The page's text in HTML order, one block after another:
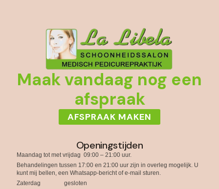
Maak vandaag nog een
afspraak
AFSPRAAK MAKEN
Openingstijden
Maandag tot met vrijdag 09:00 – 21:00 uur.
Behandelingen tussen 17:00 en 21:00 uur zijn in overleg mogelijk. U
kunt mij bellen, een Whatsapp-bericht of e-mail sturen.
Zaterdag gesloten